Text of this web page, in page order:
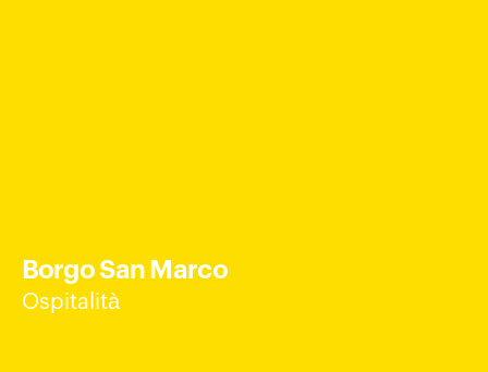
Borgo San Marco
Ospitalità